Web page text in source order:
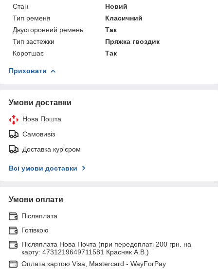
Стан
Новий
Тип ременя
Класичний
Двусторонний ремень
Так
Тип застежки
Пряжка гвоздик
Коротшає
Так
Приховати
Умови доставки
Нова Пошта
Самовивіз
Доставка кур'єром
Всі умови доставки
Умови оплати
Післяплата
Готівкою
Післяплата Нова Почта (при передоплаті 200 грн. на
карту: 4731219649711581 Красняк А.В.)
Оплата картою Visa, Mastercard - WayForPay